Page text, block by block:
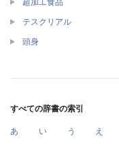
超加工食品
テスクリアル
頭身
すべての辞書の索引
あ い う え